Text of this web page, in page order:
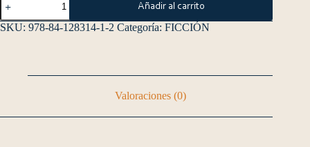
Añadir al carrito
SKU: 978-84-128314-1-2 Categoría: FICCIÓN
Valoraciones (0)